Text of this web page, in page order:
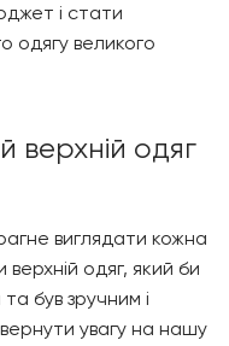
і стати
одягу великого
верхній одяг
виглядати кожна
одяг, який би
був зручним і
увагу на нашу